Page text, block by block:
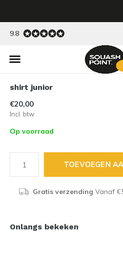
9.8
shirt junior
€20,00
Incl. btw
Op voorraad
TOEVOEGEN
Gratis verzending Vanaf
Onlangs bekeken